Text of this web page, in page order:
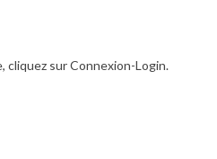
cliquez sur Connexion-Login.